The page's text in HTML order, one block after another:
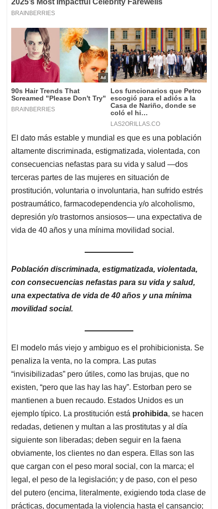
El dato más estable y mundial es que es una población
altamente discriminada, estigmatizada, violentada, con
consecuencias nefastas para su vida y salud —dos
terceras partes de las mujeres en situación de
prostitución, voluntaria o involuntaria, han sufrido estrés
postraumático, farmacodependencia y/o alcoholismo,
depresión y/o trastornos ansiosos— una expectativa de
vida de 40 años y una mínima movilidad social.
Población discriminada, estigmatizada, violentada,
con consecuencias nefastas para su vida y salud,
una expectativa de vida de 40 años y una mínima
movilidad social.
El modelo más viejo y ambiguo es el prohibicionista. Se
penaliza la venta, no la compra. Las putas
“invisibilizadas” pero útiles, como las brujas, que no
existen, “pero que las hay las hay”. Estorban pero se
mantienen a buen recaudo. Estados Unidos es un
ejemplo típico. La prostitución está prohibida, se hacen
redadas, detienen y multan a las prostitutas y al día
siguiente son liberadas; deben seguir en la faena
obviamente, los clientes no dan espera. Ellas son las
que cargan con el peso moral social, con la marca; el
legal, el peso de la legislación; y de paso, con el peso
del putero (encima, literalmente, exigiendo toda clase de
prácticas, documentada la violencia hasta el cansancio;